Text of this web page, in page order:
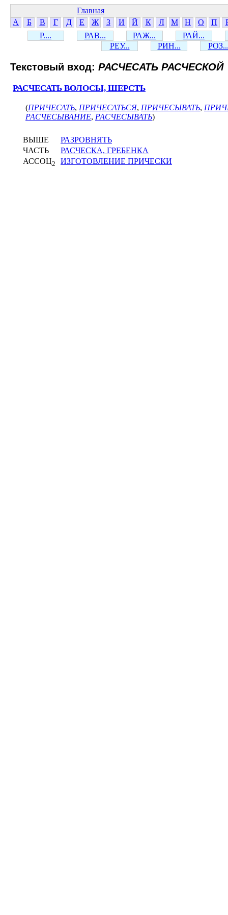
Главная
А
Б В Г Д Е Ж З И Й К Л М Н О П
Р....
РАВ... РАЖ...
РАЙ...
РЕУ...
РИН...
Текстовый вход: РАСЧЕСАТЬ РАСЧЕСКОЙ
РАСЧЕСАТЬ ВОЛОСЫ, ШЕРСТЬ
(ПРИЧЕСАТЬ, ПРИЧЕСАТЬСЯ, ПРИЧЕСЫВАТЬ,
РАСЧЕСЫВАНИЕ, РАСЧЕСЫВАТЬ)
ВЫШЕ
РАЗРОВНЯТЬ
ЧАСТЬ
РАСЧЕСКА, ГРЕБЕНКА
АССОЦ2 ИЗГОТОВЛЕНИЕ ПРИЧЕСКИ